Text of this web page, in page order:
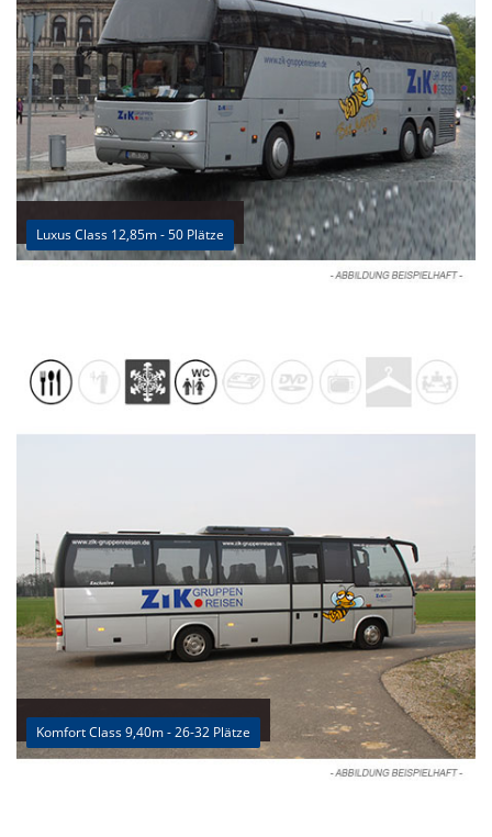
Luxus Class 12,85m - 50 Plätze
Komfort Class 9,40m - 26-32 Plätze